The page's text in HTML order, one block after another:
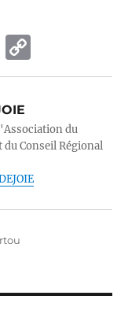
E
m
ai
l
o
y
Li
n
du
Conseil Régional